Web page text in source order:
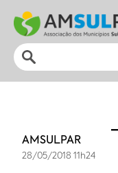
AMSULPAR
28/05/2018 11h24